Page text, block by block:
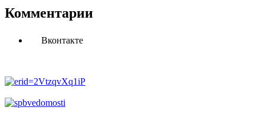
Комментарии
Вконтакте